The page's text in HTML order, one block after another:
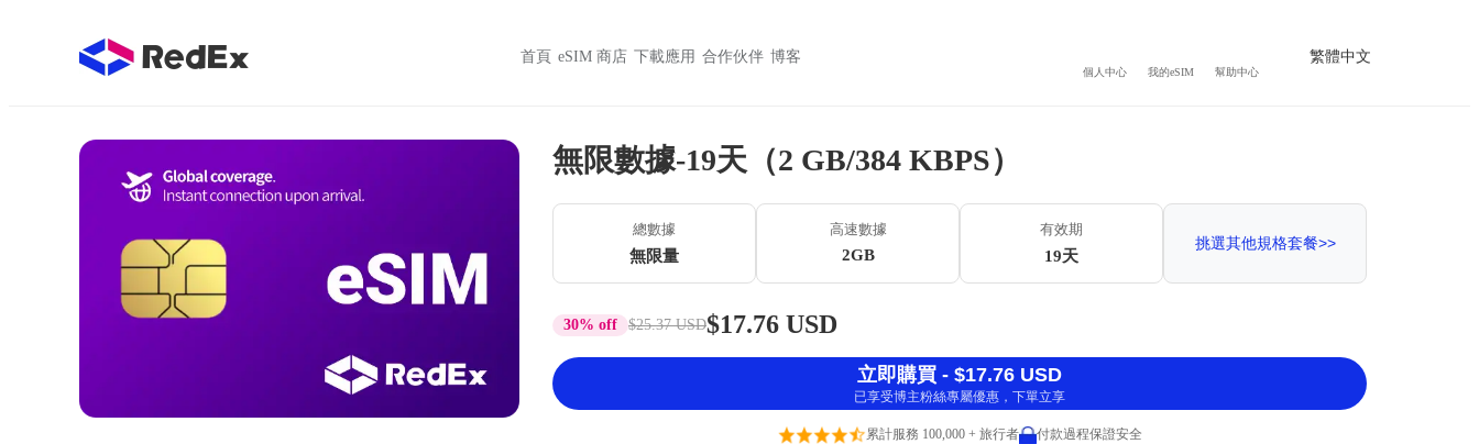
首頁 eSIM 商店 下載應用 合作伙伴 博客
個人中心 我的eSIM 幫助中心
繁體中文
無限數據-19天（2 GB/384 KBPS）
總數據
無限量
高速數據
2GB
有效期
19天
挑選其他規格套餐>>
30% off $25.37 USD$17.76 USD
立即購買 - $17.76 USD
已享受博主粉絲專屬優惠，下單立享
累計服務 100,000 + 旅行者 付款過程保證安全